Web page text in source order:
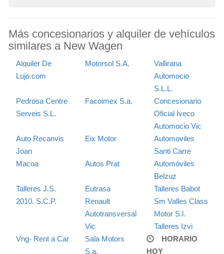
Más concesionarios y alquiler de vehículos
similares a New Wagen
Alquiler De
Lujo.com
Motorsol S.A.
Vallirana
Automocio
S.L.L.
Pedrosa Centre
Serveis S.L.
Facoimex S.a.
Concesionario
Oficial Iveco
Automocio Vic
Auto Recanvis
Joan
Eix Motor
Automoviles
Santi Carre
Macoa
Autos Prat
Automóviles
Belzuz
Talleres J.S.
2010. S.C.P.
Eutrasa
Talleres Babot
Renault
Autotransversal
Vic
Sm Valles Class
Motor S.l.
Talleres Izvi
Vng- Rent a Car
Sala Motors
S.a.
HORARIO
HOY